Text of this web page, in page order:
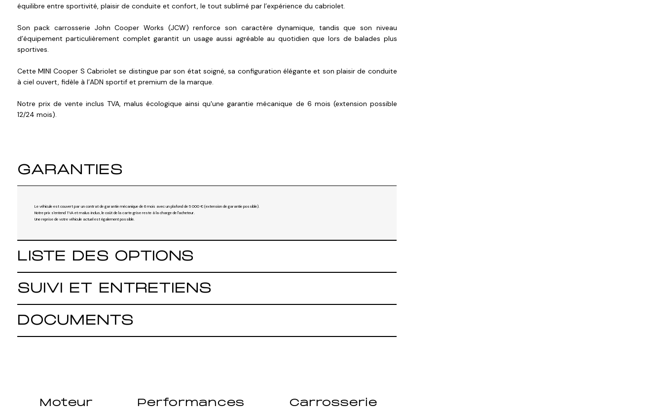
GARANTIES
Le véhicule est couvert par un contrat de garantie mécanique de 6 mois avec un plafond de 5 000 € (extension de garantie possible).
Notre prix s'entend TVA et malus inclus, le coût de la carte grise reste à la charge de l'acheteur.
Une reprise de votre véhicule actuel est également possible.
LISTE DES OPTIONS
SUIVI ET ENTRETIENS
DOCUMENTS
Moteur Performances Carrosserie
équilibre entre sportivité, plaisir de conduite et confort, le tout sublimé par l’expérience du cabriolet.
Son pack carrosserie John Cooper Works (JCW) renforce son caractère dynamique, tandis que son niveau
d’équipement particulièrement complet garantit un usage aussi agréable au quotidien que lors de balades plus
sportives.
Cette MINI Cooper S Cabriolet se distingue par son état soigné, sa configuration élégante et son plaisir de conduite
à ciel ouvert, fidèle à l’ADN sportif et premium de la marque.
Notre prix de vente inclus TVA, malus écologique ainsi qu'une garantie mécanique de 6 mois (extension possible
12/24 mois).